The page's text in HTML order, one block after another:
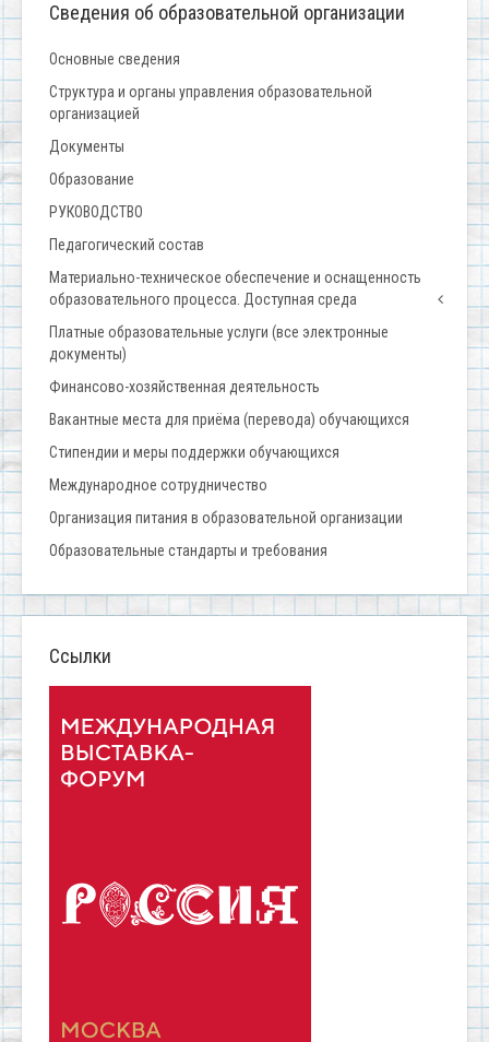
Сведения об образовательной организации
Основные сведения
Структура и органы управления образовательной
организацией
Документы
Образование
РУКОВОДСТВО
Педагогический состав
Материально-техническое обеспечение и оснащенность
образовательного процесса. Доступная среда
Платные образовательные услуги (все электронные
документы)
Финансово-хозяйственная деятельность
Вакантные места для приёма (перевода) обучающихся
Стипендии и меры поддержки обучающихся
Международное сотрудничество
Организация питания в образовательной организации
Образовательные стандарты и требования
Ссылки